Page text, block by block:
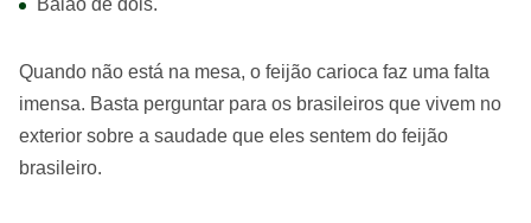
Baião de dois.
Quando não está na mesa, o feijão carioca faz uma falta
imensa. Basta perguntar para os brasileiros que vivem no
exterior sobre a saudade que eles sentem do feijão
brasileiro.